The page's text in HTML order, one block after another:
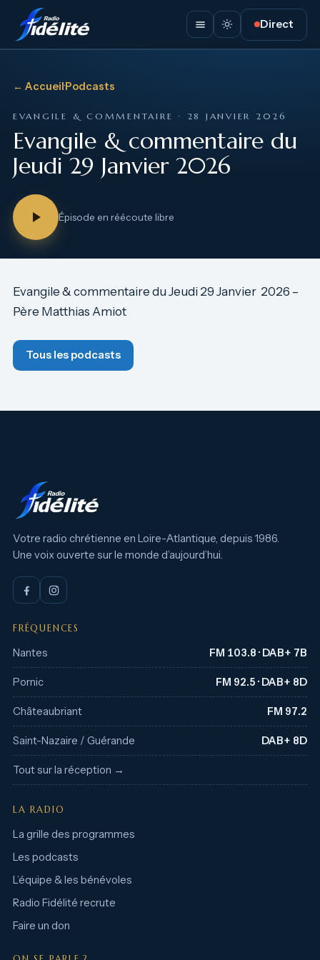
Direct
← Accueil·Podcasts
EVANGILE & COMMENTAIRE · 28 JANVIER 2026
Evangile & commentaire du
Jeudi 29 Janvier 2026
Épisode en réécoute libre
Evangile & commentaire du Jeudi 29 Janvier 2026 –
Père Matthias Amiot
Tous les podcasts
Votre radio chrétienne en Loire-Atlantique, depuis 1986.
Une voix ouverte sur le monde d’aujourd’hui.
FRÉQUENCES
Nantes FM 103.8 · DAB+ 7B
Pornic FM 92.5 · DAB+ 8D
Châteaubriant FM 97.2
Saint-Nazaire / Guérande DAB+ 8D
Tout sur la réception →
LA RADIO
La grille des programmes
Les podcasts
L’équipe & les bénévoles
Radio Fidélité recrute
Faire un don